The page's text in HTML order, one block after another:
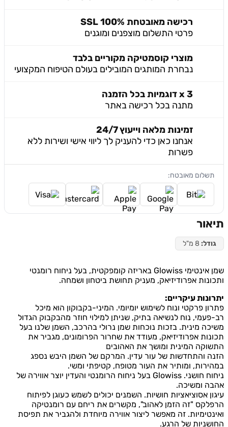
רכישה מאובטחת 100% SSL
פרטי התשלום מוצפנים ומוגנים
מוצרי קוסמטיקה מקוריים בלבד
נבחרת המותגים המובילים בעולם הטיפוח המקצועי
3 x דוגמיות בכל הזמנה
מתנה בכל רכישה באתר
זמינות מלאה וייעוץ 24/7
אנחנו כאן כדי להעניק לך ליווי אישי ושירות ללא
פשרות
תשלום מאובטח:
תיאור
גודל:
שמן אינטימי Glowiss באריזה קומפקטית, בעל ניחוח רומנטי
ותכונות אפרודיזיאק, מעניק תחושת ביטחון ושמחה.
יתרונות עיקריים:
פתרון פרקטי ונוח לשימוש יומיומי. המיני-בקבוקון הוא מיכל
רב-פעמי, נוח לנשיאה בתיק, שניתן למילוי חוזר מהבקבוק הגדול
משיכה מינית. בזכות נוכחות שמן נרולי בהרכב, השמן שלנו בעל
תכונות אפרודיזיאק, מעודד את שחרור הפרומונים, מגביר את
התשוקה המינית ומושך את האהובים
הזנה והתחדשות של עור עדין. המרקם של השמן היבש נספג
במהירות, ומותיר את העור מטופח, קטיפתי ומשי.
ניחוח חושני. Glowiss בעל ניחוח הרומנטי והעדין יוצר אווירה של
אהבה ומשיכה.
עיגון אסוציאציות חושיות. השמנים יכולים לשמש כעוגן לפיתוח
הרפלקס "זה הזמן לאהוב", מקשרים את ריחם עם רומנטיקה
ואינטימיות. זה מאפשר ליצור אווירה מיוחדת ולהגביר את תפיסת
החושניות של הרגע.